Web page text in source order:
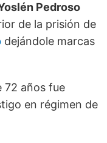
Pedroso
de la prisión de
dejándole marcas
72 años fue
en régimen de